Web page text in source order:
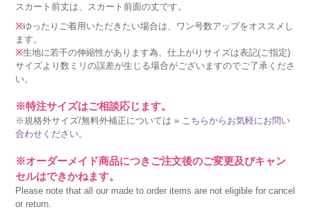
スカート前丈は、スカート前面の丈です。
※ゆったりご着用いただきたい場合は、ワン号数アップをオススメし
ます。
※生地に若干の伸縮性があります為、仕上がりサイズは表記(ご指定)
サイズより数ミリの誤差が生じる場合がございますのでご了承くださ
い。
※特注サイズはご相談応じます。
※規格外サイズ/無料外補正については » こちらからお気軽にお問い
合わせください。
※オーダーメイド商品につきご注文後のご変更及びキャン
セルはできかねます。
Please note that all our made to order items are not eligible for cancel
or return.